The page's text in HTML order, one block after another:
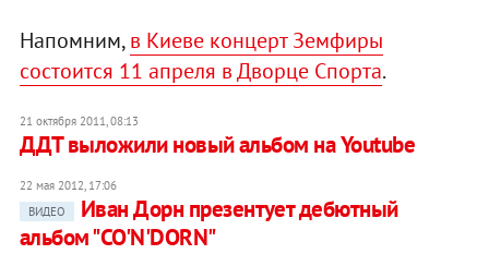
Напомним,в Киеве концерт Земфиры
состоится 11 апреля в Дворце Спорта.
21 октября 2011, 08:13
ДДТ выложили новый альбом на Youtube
22 мая 2012, 17:06
ВИДЕО
Иван Дорн презентует дебютный
альбом "CO'N'DORN"